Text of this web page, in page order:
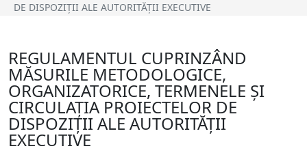
DE DISPOZIȚII ALE AUTORITĂȚII EXECUTIVE
REGULAMENTUL CUPRINZÂND
MĂSURILE METODOLOGICE,
ORGANIZATORICE, TERMENELE ȘI
CIRCULAȚIA PROIECTELOR DE
DISPOZIȚII ALE AUTORITĂȚII
EXECUTIVE